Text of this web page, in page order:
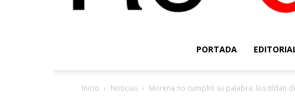
PORTADA
Inicio Noticias Morena no cumplió su palabra, los tildan